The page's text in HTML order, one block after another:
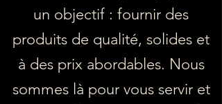
un objectif : fournir des
produits de qualité, solides et
à des prix abordables. Nous
sommes là pour vous servir et